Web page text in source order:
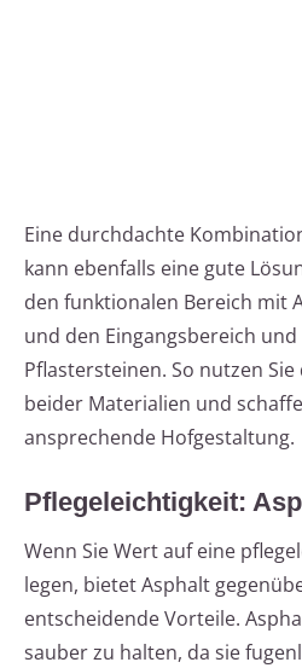
Eine durchdachte
kann ebenfalls eine gute
den funktionalen Bereich mit
und den Eingangsbereich
Pflastersteinen. So nutzen
beider Materialien und
ansprechende Hofgestaltung.
Pflegeleichtigkeit:
Wenn Sie Wert auf eine
legen, bietet Asphalt
entscheidende Vorteile.
sauber zu halten, da sie